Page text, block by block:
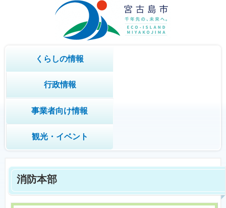
くらしの情報
行政情報
事業者向け情報
観光・イベント
消防本部